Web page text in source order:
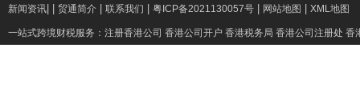
新闻资讯 贸通简介 联系我们 粤ICP备2021130057号 网站地图 XML地图
一站式跨境财税服务： 注册香港公司 香港公司开户 香港税务局 香港公司注册处 香